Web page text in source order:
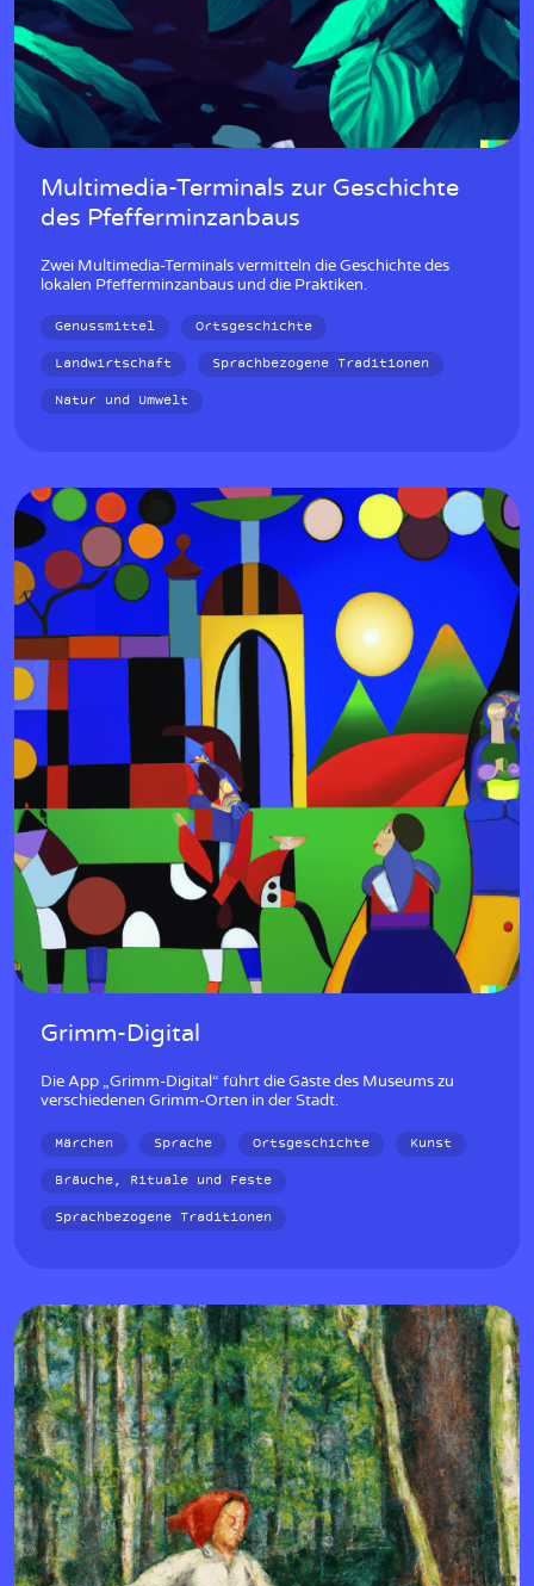
Multimedia-Terminals zur Geschichte
des Pfefferminzanbaus
Zwei Multimedia-Terminals vermitteln die Geschichte des
lokalen Pfefferminzanbaus und die Praktiken.
Genussmittel
Ortsgeschichte
Landwirtschaft
Sprachbezogene Traditionen
Natur und Umwelt
Grimm-Digital
Die App „Grimm-Digital“ führt die Gäste des Museums zu
verschiedenen Grimm-Orten in der Stadt.
Märchen Sprache Ortsgeschichte
Kunst
Bräuche, Rituale und Feste
Sprachbezogene Traditionen